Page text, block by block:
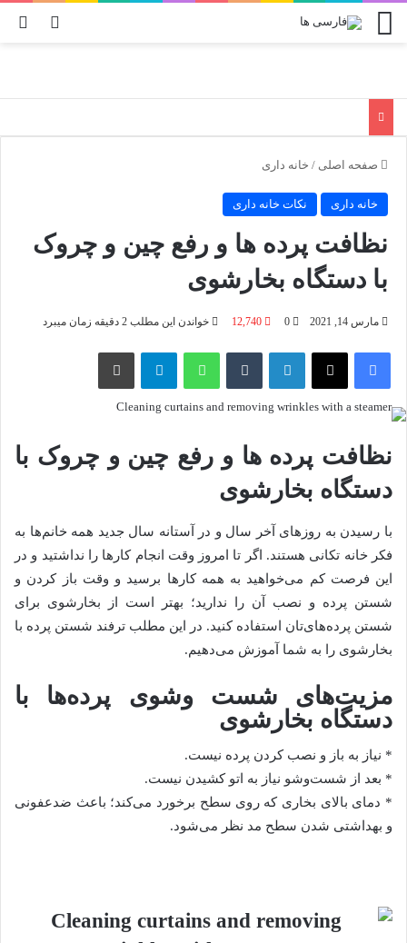
تغییر منو
صفحه اصلی / خانه داری
خانه داری نکات خانه داری
نظافت پرده ها و رفع چین و چروک
با دستگاه بخارشوی
مارس 14, 2021 0
12,740 خواندن این مطلب 2 دقیقه زمان میبرد
فیسبوک X لینکدین واتس آپ تلگرام
نظافت پرده ها و رفع چین و چروک با
دستگاه بخارشوی
با رسیدن به روزهای آخر سال و در آستانه سال جدید همه خانم‌ها به
فکر خانه تکانی هستند. اگر تا امروز وقت انجام کارها را نداشتید و در
این فرصت کم می‌خواهید به همه کارها برسید و وقت باز کردن و
شستن پرده و نصب آن را ندارید؛ بهتر است از بخارشوی برای
شستن پرده‌های‌تان استفاده کنید. در این مطلب ترفند شستن پرده با
بخارشوی را به شما آموزش می‌دهیم.
مزیت‌های شست وشوی پرده‌ها با
دستگاه بخارشوی
* نیاز به باز و نصب کردن پرده نیست.
* بعد از شست‌وشو نیاز به اتو کشیدن نیست.
* دمای بالای بخاری که روی سطح برخورد می‌کند؛ باعث ضدعفونی
و بهداشتی شدن سطح مد نظر می‌شود.